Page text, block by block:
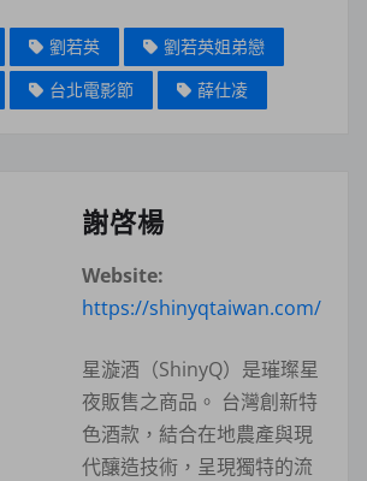
劉若英
劉若英姐弟戀
台北電影節 薛仕凌
謝啓楊
Website:
https://shinyqtaiwan.com/
星漩酒（ShinyQ）是璀璨星
夜販售之商品。 台灣創新特
色酒款，結合在地農產與現
代釀造技術，呈現獨特的流